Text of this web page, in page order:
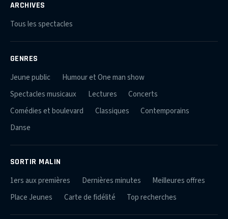
ARCHIVES
Tous les spectacles
GENRES
Jeune public
Humour et One man show
Spectacles musicaux
Lectures
Concerts
Comédies et boulevard
Classiques
Contemporains
Danse
SORTIR MALIN
1ers aux premières Dernières minutes
Meilleures offres
Place Jeunes
Carte de fidélité Top recherches